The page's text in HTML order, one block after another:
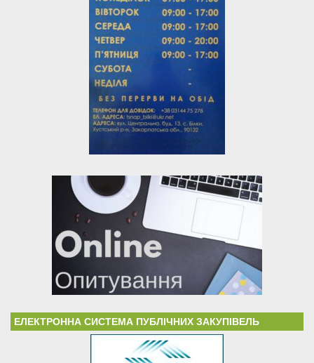
ЕЛЕКТРОННА СИСТЕМА ПУБЛІЧНИХ ЗАКУПІВЕЛЬ